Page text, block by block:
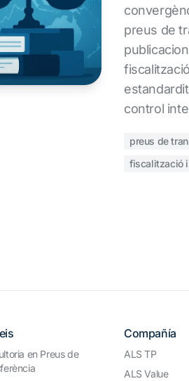
preus de
control
preus de
fiscalització
en Preus de
Compañía
ALS TP
ALS Value